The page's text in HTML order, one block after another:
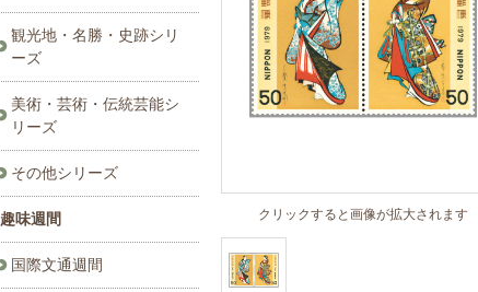
クリックすると画像が拡大されます
観光地・名勝・史跡シリ
ーズ
美術・芸術・伝統芸能シ
リーズ
その他シリーズ
趣味週間
国際文通週間